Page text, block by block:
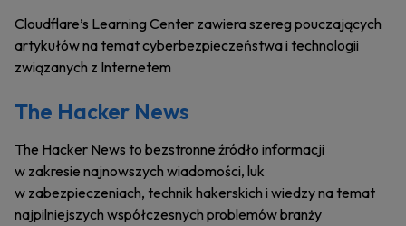
Cloudflare’s Learning Center zawiera szereg pouczających
artykułów na temat cyberbezpieczeństwa i technologii
związanych z Internetem
The Hacker News
The Hacker News to bezstronne źródło informacji
w zakresie najnowszych wiadomości, luk
w zabezpieczeniach, technik hakerskich i wiedzy na temat
najpilniejszych współczesnych problemów branży